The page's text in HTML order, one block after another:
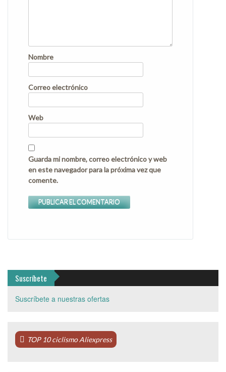
Nombre
Correo electrónico
Web
Guarda mi nombre, correo electrónico y web
en este navegador para la próxima vez que
comente.
Suscríbete
Suscríbete a nuestras ofertas
TOP 10 ciclismo Aliexpress